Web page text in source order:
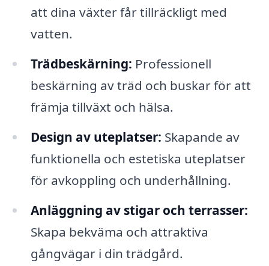
att dina växter får tillräckligt med
vatten.
Trädbeskärning: Professionell
beskärning av träd och buskar för att
främja tillväxt och hälsa.
Design av uteplatser: Skapande av
funktionella och estetiska uteplatser
för avkoppling och underhållning.
Anläggning av stigar och terrasser:
Skapa bekväma och attraktiva
gångvägar i din trädgård.